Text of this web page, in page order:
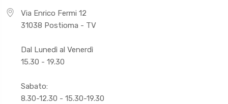
Via Enrico Fermi 12
31038 Postioma - TV
Dal Lunedì al Venerdì
15.30 - 19.30
Sabato:
8.30-12.30 - 15.30-19.30